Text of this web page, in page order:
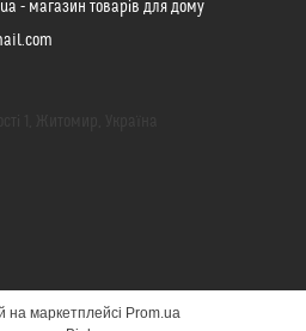
- магазин товарів для дому
на маркетплейсі Prom.ua